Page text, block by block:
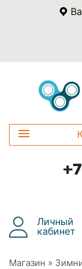
Личный
кабинет
Магазин »